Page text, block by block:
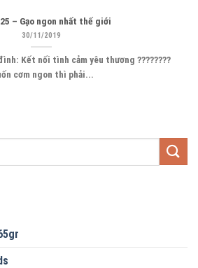
– Gạo ngon nhất thế giới
30/11/2019
Kết nối tình cảm yêu thương ????????
cơm ngon thì phải...